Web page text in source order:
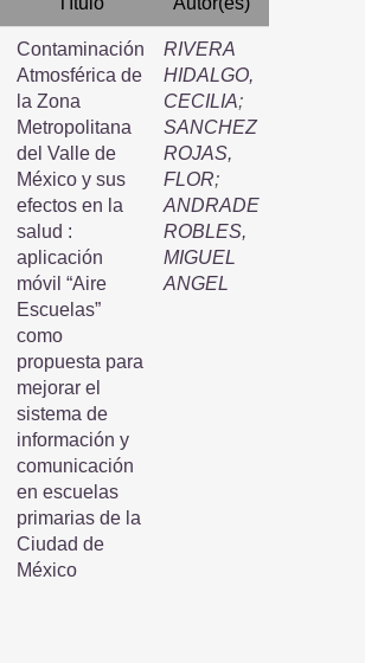
Contaminación
Atmosférica de
la Zona
Metropolitana
del Valle de
México y sus
efectos en la
salud :
aplicación
móvil “Aire
Escuelas”
como
propuesta para
mejorar el
sistema de
información y
comunicación
en escuelas
primarias de la
Ciudad de
México
RIVERA
HIDALGO,
CECILIA;
SANCHEZ
ROJAS,
FLOR;
ANDRADE
ROBLES,
MIGUEL
ANGEL